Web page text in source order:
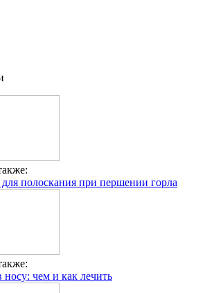
для полоскания при першении горла
носу: чем и как лечить